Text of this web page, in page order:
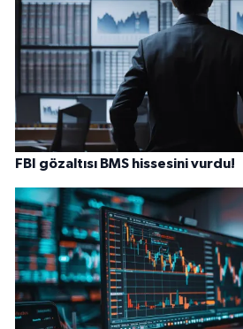
FBI gözaltısı BMS hissesini vurdu!